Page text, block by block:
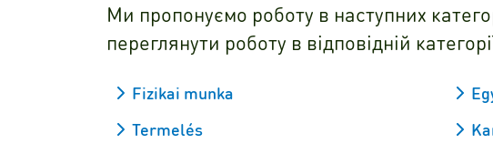
Ми пропонуємо роботу в наступних
переглянути роботу в відповідній
Fizikai munka
Termelés